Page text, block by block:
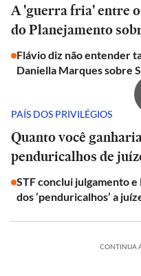
A 'guerra fria' entre
do Planejamento
Flávio diz não entender
Daniella Marques sobre
PAÍS DOS PRIVILÉGIOS
Quanto você
penduricalhos de
STF conclui julgamento
dos ‘penduricalhos’ a
CONTINUA